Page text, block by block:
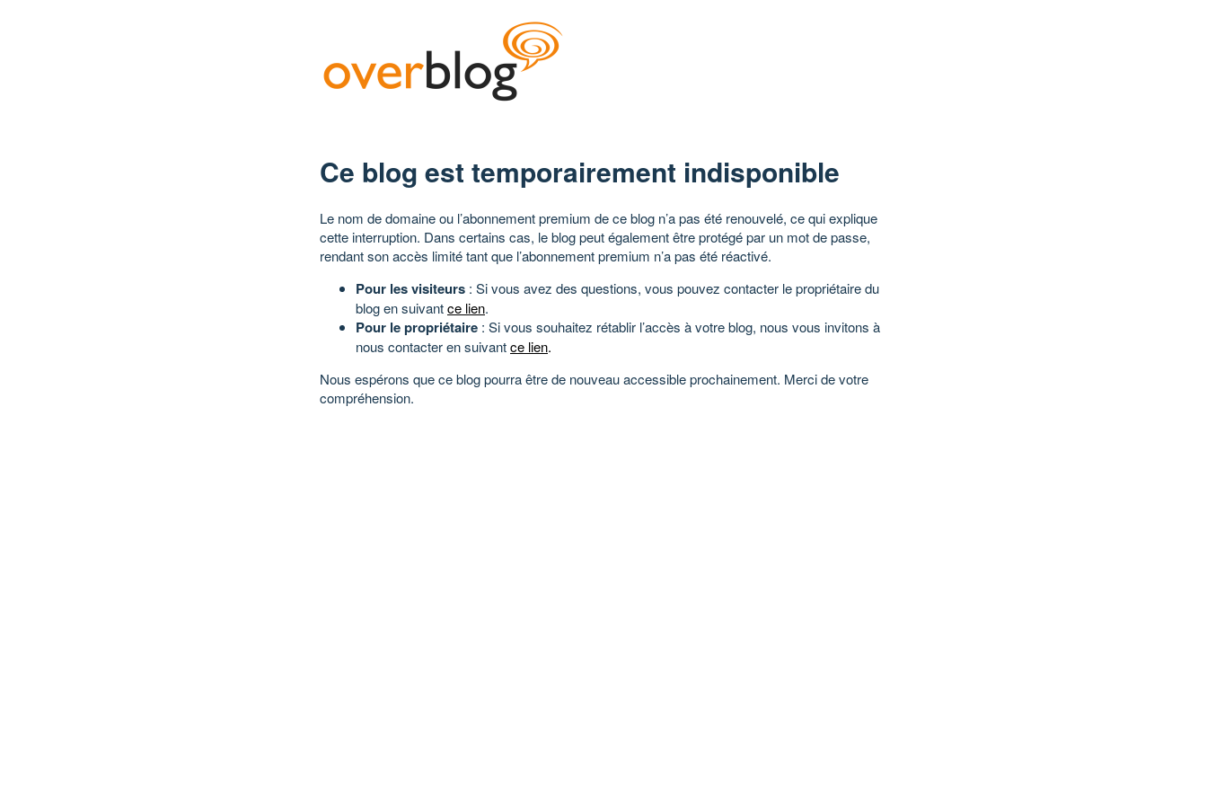
Ce blog est temporairement indisponible
Le nom de domaine ou l’abonnement premium de ce blog n’a pas été renouvelé, ce qui explique
cette interruption. Dans certains cas, le blog peut également être protégé par un mot de passe,
rendant son accès limité tant que l’abonnement premium n’a pas été réactivé.
Pour les visiteurs : Si vous avez des questions, vous pouvez contacter le propriétaire du
blog en suivantce lien.
Pour le propriétaire : Si vous souhaitez rétablir l’accès à votre blog, nous vous invitons à
nous contacter en suivantce lien.
Nous espérons que ce blog pourra être de nouveau accessible prochainement. Merci de votre
compréhension.